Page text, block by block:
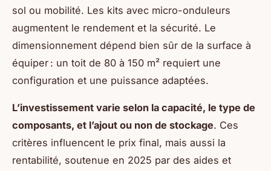
sol ou mobilité. Les kits avec micro-onduleurs
augmentent le rendement et la sécurité. Le
dimensionnement dépend bien sûr de la surface à
équiper : un toit de 80 à 150 m² requiert une
configuration et une puissance adaptées.
L’investissement varie selon la capacité, le type de
composants, et l’ajout ou non de stockage. Ces
critères influencent le prix final, mais aussi la
rentabilité, soutenue en 2025 par des aides et